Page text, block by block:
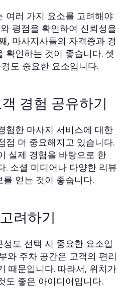
여러 가지 요소를 고려해야
평점을 확인하여 신뢰성을
, 마사지사들의 자격증과 경
확인하는 것이 좋습니다. 셋
도 중요한 요소입니다.
경험 공유하기
험한 마사지 서비스에 대한
점 더 중요해지고 있습니다.
실제 경험을 바탕으로 한
. 소셜 미디어나 다양한 리뷰
얻는 것이 좋습니다.
려하기
도 선택 시 중요한 요소입
와 주차 공간은 고객의 편리
때문입니다. 따라서, 위치가
도 좋은 아이디어입니다.